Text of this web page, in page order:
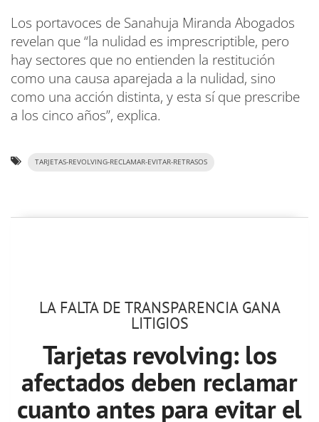
Los portavoces de Sanahuja Miranda Abogados
revelan que “la nulidad es imprescriptible, pero
hay sectores que no entienden la restitución
como una causa aparejada a la nulidad, sino
como una acción distinta, y esta sí que prescribe
a los cinco años”, explica.
TARJETAS-REVOLVING-RECLAMAR-EVITAR-RETRASOS
LA FALTA DE TRANSPARENCIA GANA
LITIGIOS
Tarjetas revolving: los
afectados deben reclamar
cuanto antes para evitar el